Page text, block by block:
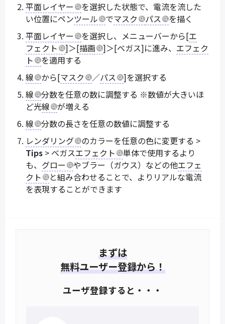
平面レイヤー
を選択した状態で、電流を流した
い位置にペンツール でマスク パス
を描く
平面レイヤー
を選択し、メニューバーから[エ
フェクト
]＞[描画 ]＞[ベガス]に進み、 エフェク
ト
を適用する
線
から[マスク ／パス
]を選択する
線
分数を任意の数に調整する ※数値が大きいほ
ど光線
が増える
線
分数の長さを任意の数値に調整する
レンダリング
のカラーを任意の色に変更する >
Tips > ベガスエフェクト
単体で使用するより
も、 グロー やブラー（ガウス）などの他エフェ
クト
と組み合わせることで、よりリアルな電流
を表現することができます
まずは
無料ユーザー登録から！
ユーザ登録すると・・・